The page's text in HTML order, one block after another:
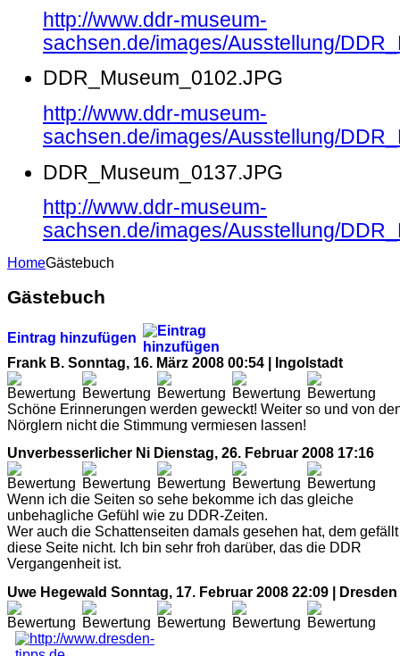
http://www.ddr-museum-
sachsen.de/images/Ausstellung/
DDR_Museum_0102.JPG
http://www.ddr-museum-
sachsen.de/images/Ausstellung/
DDR_Museum_0137.JPG
http://www.ddr-museum-
sachsen.de/images/Ausstellung/
HomeGästebuch
Gästebuch
Eintrag hinzufügen
Frank B. Sonntag, 16. März 2008 00:54 | Ingolstadt
Schöne Erinnerungen werden geweckt! Weiter so und von
Nörglern nicht die Stimmung vermiesen lassen!
Unverbesserlicher Ni Dienstag, 26. Februar 2008 17:16
Wenn ich die Seiten so sehe bekomme ich das gleiche
unbehagliche Gefühl wie zu DDR-Zeiten.
Wer auch die Schattenseiten damals gesehen hat, dem gefällt
diese Seite nicht. Ich bin sehr froh darüber, das die DDR
Vergangenheit ist.
Uwe Hegewald Sonntag, 17. Februar 2008 22:09 | Dresden